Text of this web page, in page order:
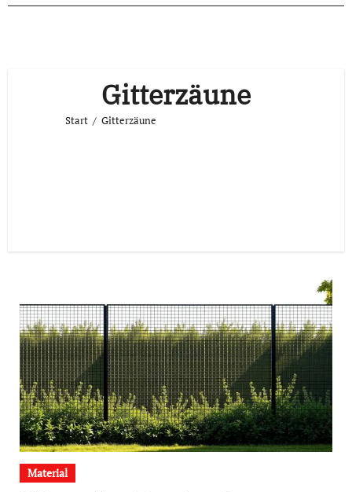
Gitterzäune
Start Gitterzäune
Material